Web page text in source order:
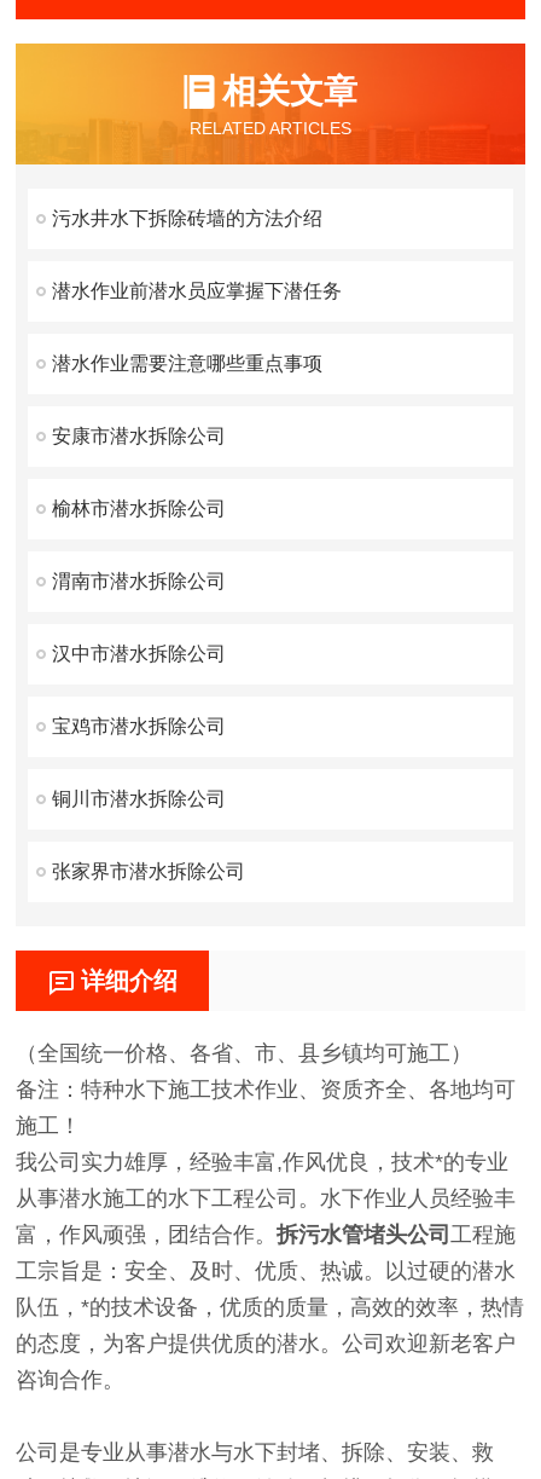
相关文章
RELATED ARTICLES
污水井水下拆除砖墙的方法介绍
潜水作业前潜水员应掌握下潜任务
潜水作业需要注意哪些重点事项
安康市潜水拆除公司
榆林市潜水拆除公司
渭南市潜水拆除公司
汉中市潜水拆除公司
宝鸡市潜水拆除公司
铜川市潜水拆除公司
张家界市潜水拆除公司
详细介绍
（全国统一价格、各省、市、县乡镇均可施工）
备注：特种水下施工技术作业、资质齐全、各地均可
施工！
我公司实力雄厚，经验丰富,作风优良，技术*的专业
从事潜水施工的水下工程公司。水下作业人员经验丰
富，作风顽强，团结合作。拆污水管堵头公司工程施
工宗旨是：安全、及时、优质、热诚。以过硬的潜水
队伍，*的技术设备，优质的质量，高效的效率，热情
的态度，为客户提供优质的潜水。公司欢迎新老客户
咨询合作。
公司是专业从事潜水与水下封堵、拆除、安装、救